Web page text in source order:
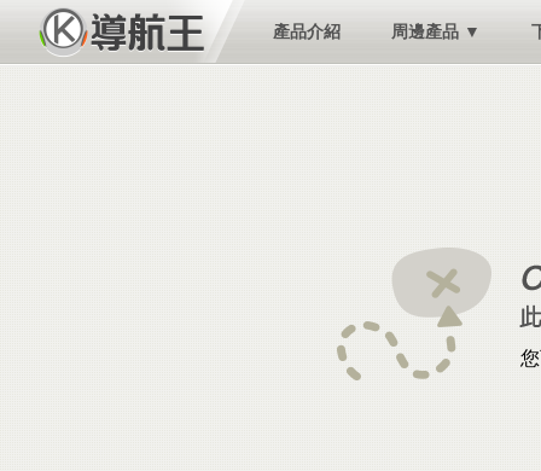
產品介紹 周邊產品 ▼